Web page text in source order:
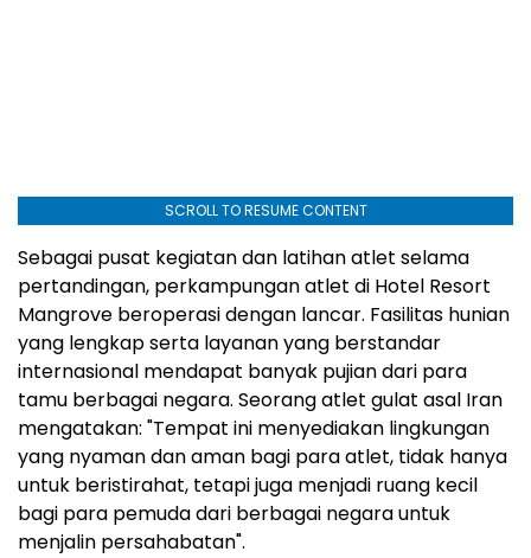
SCROLL TO RESUME CONTENT
Sebagai pusat kegiatan dan latihan atlet selama
pertandingan, perkampungan atlet di Hotel Resort
Mangrove beroperasi dengan lancar. Fasilitas hunian
yang lengkap serta layanan yang berstandar
internasional mendapat banyak pujian dari para
tamu berbagai negara. Seorang atlet gulat asal Iran
mengatakan: "Tempat ini menyediakan lingkungan
yang nyaman dan aman bagi para atlet, tidak hanya
untuk beristirahat, tetapi juga menjadi ruang kecil
bagi para pemuda dari berbagai negara untuk
menjalin persahabatan".